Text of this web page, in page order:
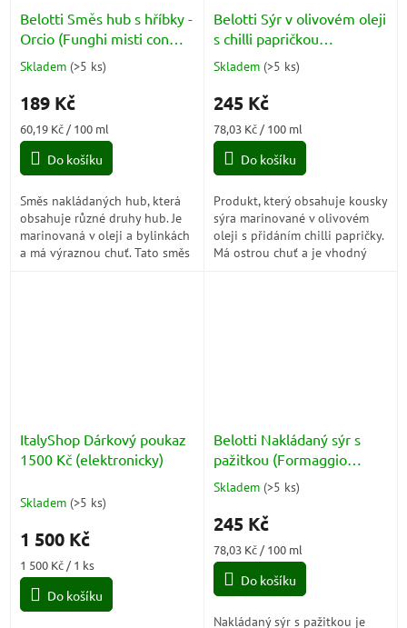
Belotti Směs hub s hříbky -
Orcio (Funghi misti con
porcini) 314ml
Průměrné
produktu
5,0
5
Skladem (>5 ks)
189 Kč
Měrná
cena:
60,19 Kč / 100 ml
Do košíku
Směs nakládaných hub, která
obsahuje různé druhy hub. Je
marinovaná v oleji a bylinkách
a má výraznou chuť. Tato směs
Belotti Sýr v olivovém oleji
s chilli papričkou
(Formaggio Al
Peperoncino) 314ml
Průměrné
produktu
5,0
5
Skladem (>5 ks)
245 Kč
Měrná
cena:
78,03 Kč / 100 ml
Do košíku
Produkt, který obsahuje kousky
sýra marinované v olivovém
oleji s přidáním chilli papričky.
Má ostrou chuť a je vhodný
ItalyShop Dárkový poukaz
1500 Kč (elektronicky)
Skladem (>5 ks)
1 500 Kč
Měrná
cena:
1 500 Kč / 1 ks
Do košíku
Belotti Nakládaný sýr s
pažitkou (Formaggio
All'Erba Cipollina) 314ml
Průměrné
produktu
5,0
5
Skladem (>5 ks)
245 Kč
Měrná
cena:
78,03 Kč / 100 ml
Do košíku
Nakládaný sýr s pažitkou je